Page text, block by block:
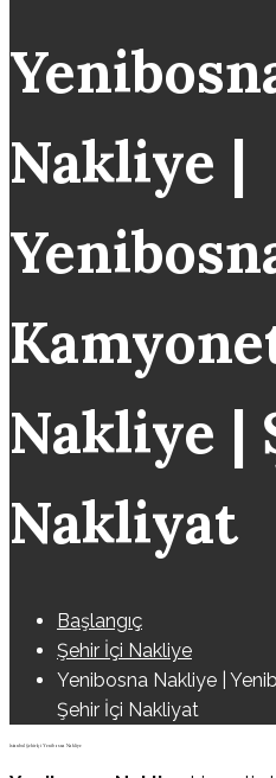
Nakliye |
Nakliye |
Nakliyat
Başlangıç
Şehir İçi Nakliye
Yenibosna Nakliye |
Şehir İçi Nakliyat
İstanbul Şehir İçi Yenibosna Nakliye